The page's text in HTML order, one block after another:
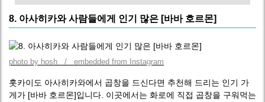
8. 아사히카와 사람들에게 인기 많은 [바바 호르몬]
photo by hosh / embedded from Instagram
홋카이도 아사히카와에서 곱창을 드신다면 추천해 드리는 인기 가
게가 [바바 호르몬]입니다. 이곳에서는 화로에 직접 곱창을 구워먹는